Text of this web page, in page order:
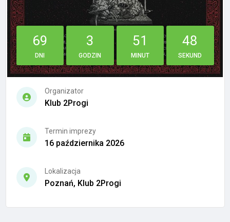
69
DNI
3
GODZIN
51
MINUT
48
SEKUND
Organizator
Klub 2Progi
Termin imprezy
16 października 2026
Lokalizacja
Poznań, Klub 2Progi